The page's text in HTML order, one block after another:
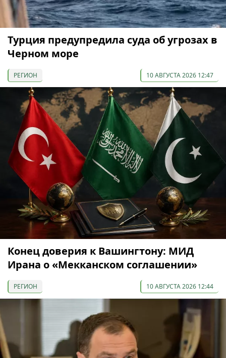
Турция предупредила суда об угрозах в
Черном море
РЕГИОН 10 АВГУСТА 2026 12:47
Конец доверия к Вашингтону: МИД
Ирана о «Мекканском соглашении»
РЕГИОН 10 АВГУСТА 2026 12:44